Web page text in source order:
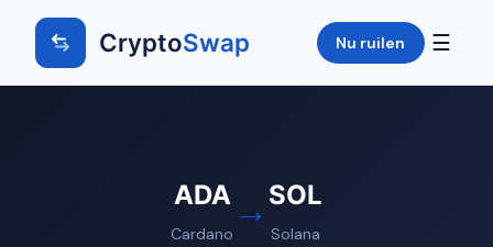
CryptoSwap Nu ruilen ☰
ADA
Cardano
→ SOL
Solana